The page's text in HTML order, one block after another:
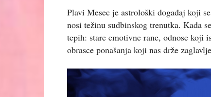
Plavi Mesec je astrološki događaj koji
nosi težinu sudbinskog trenutka. Kada
tepih: stare emotivne rane, odnose koji
obrasce ponašanja koji nas drže